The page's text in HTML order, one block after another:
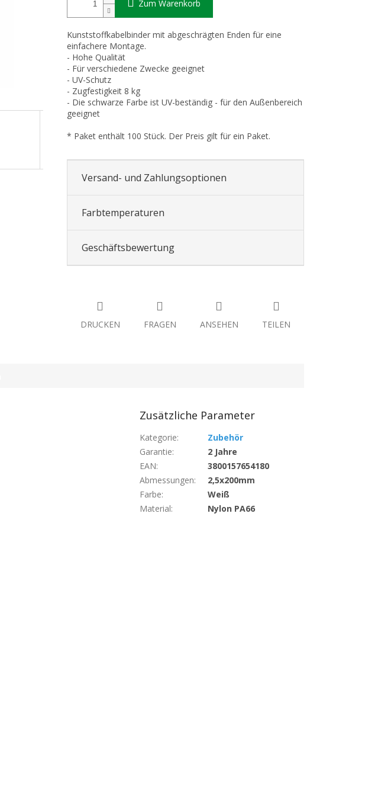
Zum Warenkorb
Kunststoffkabelbinder mit abgeschrägten Enden für eine
einfachere Montage.
- Hohe Qualität
- Für verschiedene Zwecke geeignet
- UV-Schutz
- Zugfestigkeit 8 kg
- Die schwarze Farbe ist UV-beständig - für den Außenbereich
geeignet
* Paket enthält 100 Stück. Der Preis gilt für ein Paket.
Versand- und Zahlungsoptionen
Farbtemperaturen
Geschäftsbewertung
DRUCKEN FRAGEN ANSEHEN TEILEN
Zusätzliche Parameter
Kategorie:
Zubehör
Garantie:
2 Jahre
EAN:
3800157654180
Abmessungen:
2,5x200mm
Farbe:
Weiß
Material: Nylon PA66